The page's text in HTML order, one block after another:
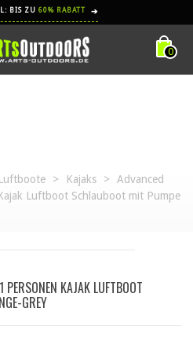
BIS ZU 60% RABATT ➔
0
Luftboote > Kajaks >
Advanced
Luftboot Schlauboot mit Pumpe
PERSONEN KAJAK LUFTBOOT
GREY